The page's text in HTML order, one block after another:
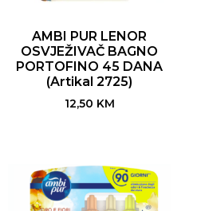
AMBI PUR LENOR
OSVJEŽIVAČ BAGNO
PORTOFINO 45 DANA
(Artikal 2725)
12,50 KM